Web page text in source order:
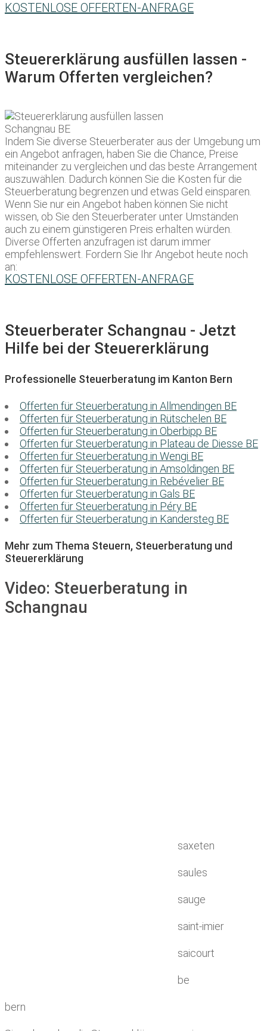
KOSTENLOSE OFFERTEN-ANFRAGE
Steuererklärung ausfüllen lassen -
Warum Offerten vergleichen?
Indem Sie diverse Steuerberater aus der Umgebung um
ein Angebot anfragen, haben Sie die Chance, Preise
miteinander zu vergleichen und das beste Arrangement
auszuwählen. Dadurch können Sie die Kosten für die
Steuerberatung begrenzen und etwas Geld einsparen.
Wenn Sie nur ein Angebot haben können Sie nicht
wissen, ob Sie den Steuerberater unter Umständen
auch zu einem günstigeren Preis erhalten würden.
Diverse Offerten anzufragen ist darum immer
empfehlenswert. Fordern Sie Ihr Angebot heute noch
an:
KOSTENLOSE OFFERTEN-ANFRAGE
Steuerberater Schangnau - Jetzt
Hilfe bei der Steuererklärung
Professionelle Steuerberatung im Kanton Bern
Offerten für Steuerberatung in Allmendingen BE
Offerten für Steuerberatung in Rütschelen BE
Offerten für Steuerberatung in Oberbipp BE
Offerten für Steuerberatung in Plateau de Diesse BE
Offerten für Steuerberatung in Wengi BE
Offerten für Steuerberatung in Amsoldingen BE
Offerten für Steuerberatung in Rebévelier BE
Offerten für Steuerberatung in Gals BE
Offerten für Steuerberatung in Péry BE
Offerten für Steuerberatung in Kandersteg BE
Mehr zum Thema Steuern, Steuerberatung und
Steuererklärung
Video: Steuerberatung in
Schangnau
saxeten
saules
sauge
saint-imier
saicourt
be
bern